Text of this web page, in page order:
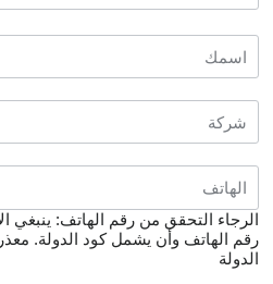
الرجاء التحقق من رقم الهاتف: ينبغي
رقم الهاتف وأن يشمل كود الدولة.
الدولة